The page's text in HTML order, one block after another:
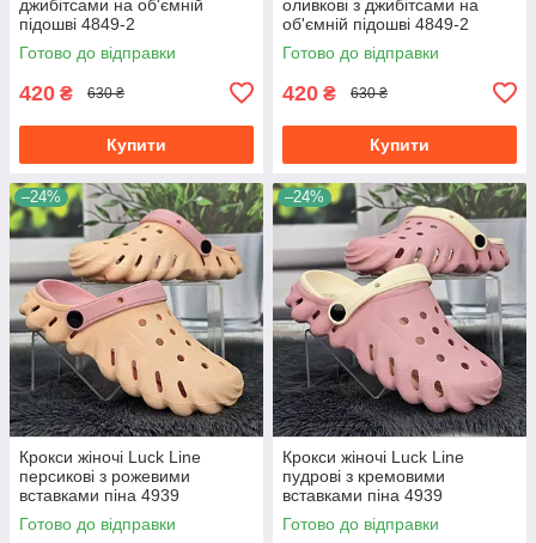
джибітсами на об'ємній
підошві 4849-2
Готово до відправки
420 ₴ 630 ₴
Купити
оливкові з джибітсами на
об'ємній підошві 4849-2
Готово до відправки
420 ₴ 630 ₴
Купити
–24%
Крокси жіночі Luck Line
персикові з рожевими
вставками піна 4939
Готово до відправки
–24%
Крокси жіночі Luck Line
пудрові з кремовими
вставками піна 4939
Готово до відправки